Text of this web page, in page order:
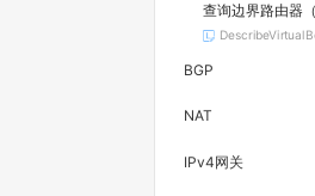
查询边界路由器（
BGP
NAT
IPv4网关